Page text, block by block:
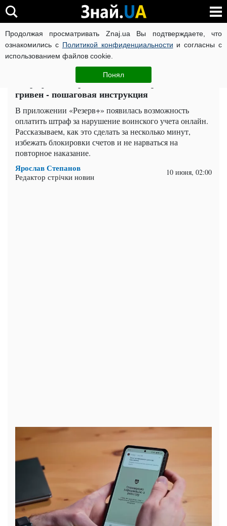
Продолжая просматривать Znaj.ua Вы подтверждаете, что
ознакомились с Политикой конфиденциальности и согласны с
использованием файлов cookie.
Понял
ВОЙНА РОССИИ ПРОТИВ УКРАИНЫ КОРОНАВИРУС В
ЧИТАТИ УКРАЇНСЬКОЮ
Штраф в "Резерв+": как не потерять 17 тысяч
гривен - пошаговая инструкция
В приложении «Резерв+» появилась возможность
оплатить штраф за нарушение воинского учета онлайн.
Рассказываем, как это сделать за несколько минут,
избежать блокировки счетов и не нарваться на
повторное наказание.
Ярослав Степанов
Редактор стрічки новин 10 июня, 02:00